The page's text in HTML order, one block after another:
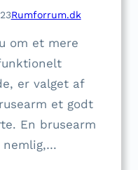
Rumforrum.dk
om et mere
er valget af
et godt
En brusearm
nemlig,…